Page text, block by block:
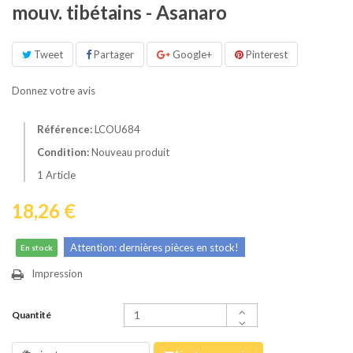
mouv. tibétains - Asanaro
Tweet Partager Google+ Pinterest
Donnez votre avis
Référence:LCOU684
Condition:Nouveau produit
1 Article
18,26 €
En stock Attention: dernières pièces en stock!
Impression
Quantité